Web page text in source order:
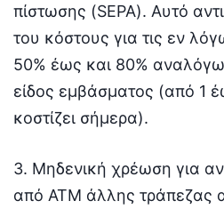
πίστωσης (SEPA). Αυτό
του κόστους για τις εν
50% έως και 80%
είδος εμβάσματος (από 1
κοστίζει σήμερα).
3. Μηδενική χρέωση για
από ΑΤM άλλης τράπεζας